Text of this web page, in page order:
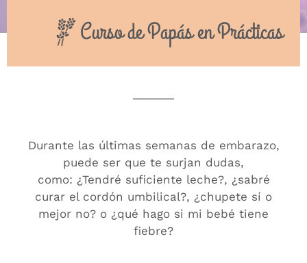
Curso de Papás en Prácticas
Durante las últimas semanas de embarazo,
puede ser que te surjan dudas,
como: ¿Tendré suficiente leche?, ¿sabré
curar el cordón umbilical?, ¿chupete sí o
mejor no? o ¿qué hago si mi bebé tiene
fiebre?